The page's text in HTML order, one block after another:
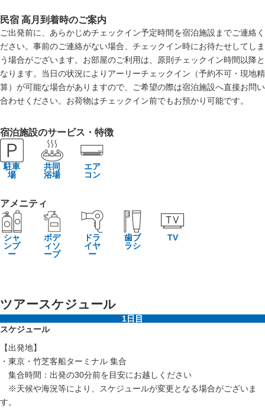
民宿 高月到着時のご案内
ご出発前に、あらかじめチェックイン予定時間を宿泊施設までご連絡く
ださい。事前のご連絡がない場合、チェックイン時にお待たせしてしま
う場合がございます。お部屋のご利用は、原則チェックイン時間以降と
なります。当日の状況によりアーリーチェックイン（予約不可・現地精
算）が可能な場合がありますので、ご希望の際は宿泊施設へ直接お問い
合わせください。お荷物はチェックイン前でもお預かり可能です。
宿泊施設のサービス・特徴
駐車
場
共同
浴場
エア
コン
アメニティ
シャ
ンプ
ー
ボデ
ィソ
ープ
ドラ
イヤ
ー
歯ブ
ラシ
TV
ツアースケジュール
1日目
スケジュール
【出発地】
・東京・竹芝客船ターミナル 集合
集合時間：出発の30分前を目安にお越しください
※天候や海況等により、スケジュールが変更となる場合がございま
す。